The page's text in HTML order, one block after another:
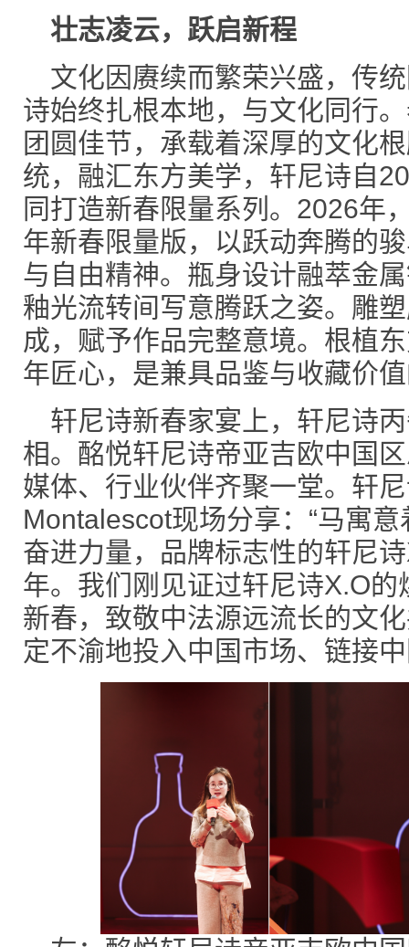
壮志凌云，跃启新程
文化因赓续而繁荣兴盛，传
诗始终扎根本地，与文化同行
团圆佳节，承载着深厚的文化
统，融汇东方美学，轩尼诗自
同打造新春限量系列。2026年
年新春限量版，以跃动奔腾的
与自由精神。瓶身设计融萃金
釉光流转间写意腾跃之姿。雕
成，赋予作品完整意境。根植
年匠心，是兼具品鉴与收藏价
轩尼诗新春家宴上，轩尼诗
相。酩悦轩尼诗帝亚吉欧中国
媒体、行业伙伴齐聚一堂。轩
Montalescot现场分享：“马寓
奋进力量，品牌标志性的轩尼
年。我们刚见证过轩尼诗X.O
新春，致敬中法源远流长的文
定不渝地投入中国市场、链接